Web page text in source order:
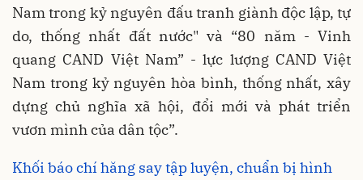
Nam trong kỷ nguyên đấu tranh giành độc lập, tự
do, thống nhất đất nước" và “80 năm - Vinh
quang CAND Việt Nam” - lực lượng CAND Việt
Nam trong kỷ nguyên hòa bình, thống nhất, xây
dựng chủ nghĩa xã hội, đổi mới và phát triển
vươn mình của dân tộc”.
Khối báo chí hăng say tập luyện, chuẩn bị hình